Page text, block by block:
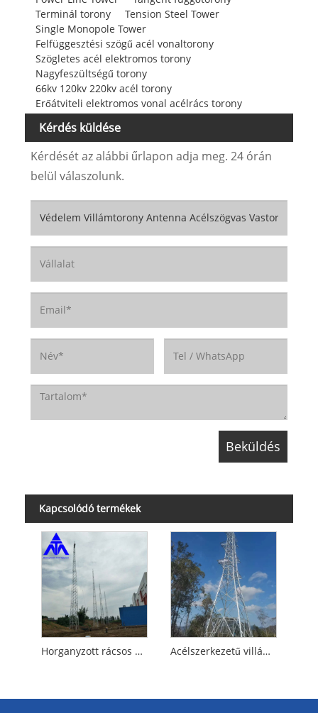
Terminál torony
Tension Steel Tower
Single Monopole Tower
Felfüggesztési szögű acél vonaltorony
Szögletes acél elektromos torony
Nagyfeszültségű torony
66kv 120kv 220kv acél torony
Erőátviteli elektromos vonal acélrács torony
Kérdés küldése
Kérdését az alábbi űrlapon adja meg. 24 órán
belül válaszolunk.
Kapcsolódó termékek
Horganyzott rácsos acél villámtartó torony Acélszerkezetű villámtorony